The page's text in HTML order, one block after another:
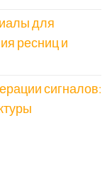
для
ресниц и
сигналов: